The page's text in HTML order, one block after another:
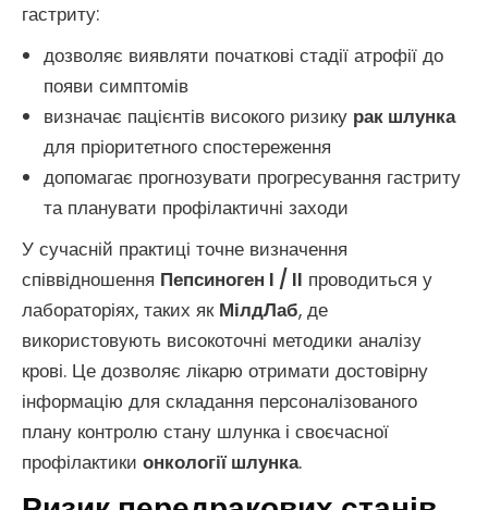
гастриту:
дозволяє виявляти початкові стадії атрофії до
появи симптомів
визначає пацієнтів високого ризику рак шлунка
для пріоритетного спостереження
допомагає прогнозувати прогресування гастриту
та планувати профілактичні заходи
У сучасній практиці точне визначення
співвідношення Пепсиноген I / II проводиться у
лабораторіях, таких як МілдЛаб, де
використовують високоточні методики аналізу
крові. Це дозволяє лікарю отримати достовірну
інформацію для складання персоналізованого
плану контролю стану шлунка і своєчасної
профілактики онкології шлунка.